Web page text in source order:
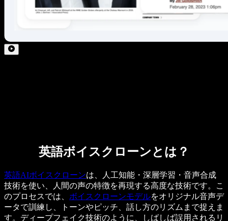
英語ボイスクローンとは？
英語AIボイスクローンは、人工知能・深層学習・音声合成
技術を使い、人間の声の特徴を再現する高度な技術です。こ
のプロセスでは、 ボイスクローンモデルをオリジナル音声デ
ータで訓練し、トーンやピッチ、話し方のリズムまで捉えま
す。ディープフェイク技術のように、しばしば誤用されるリ